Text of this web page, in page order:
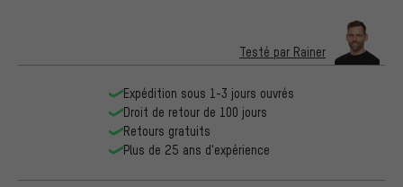
Testé par Rainer
Expédition sous 1-3 jours ouvrés
Droit de retour de 100 jours
Retours gratuits
Plus de 25 ans d'expérience